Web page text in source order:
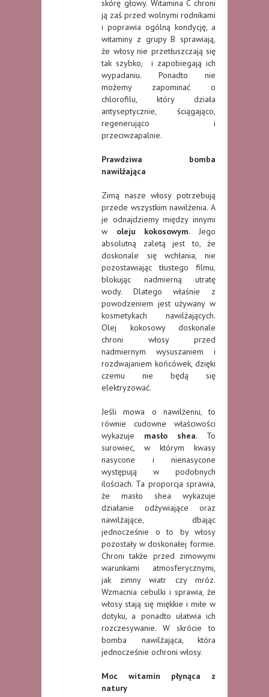
skórę głowy. Witamina C chroni
ją zaś przed wolnymi rodnikami
i poprawia ogólną kondycję, a
witaminy z grupy B sprawiają,
że włosy nie przetłuszczają się
tak szybko, i zapobiegają ich
wypadaniu. Ponadto nie
możemy zapominać o
chlorofilu, który działa
antyseptycznie, ściągająco,
regenerująco i
przeciwzapalnie.
Prawdziwa bomba
nawilżająca
Zimą nasze włosy potrzebują
przede wszystkim nawilżenia. A
je odnajdziemy między innymi
w oleju kokosowym. Jego
absolutną zaletą jest to, że
doskonale się wchłania, nie
pozostawiając tłustego filmu,
blokując nadmierną utratę
wody. Dlatego właśnie z
powodzeniem jest używany w
kosmetykach nawilżających.
Olej kokosowy doskonale
chroni włosy przed
nadmiernym wysuszaniem i
rozdwajaniem końcówek, dzięki
czemu nie będą się
elektryzować.
Jeśli mowa o nawilżeniu, to
równie cudowne właściwości
wykazuje masło shea. To
surowiec, w którym kwasy
nasycone i nienasycone
występują w podobnych
ilościach. Ta proporcja sprawia,
że masło shea wykazuje
działanie odżywiające oraz
nawilżające, dbając
jednocześnie o to by włosy
pozostały w doskonałej formie.
Chroni także przed zimowymi
warunkami atmosferycznymi,
jak zimny wiatr czy mróz.
Wzmacnia cebulki i sprawia, że
włosy stają się miękkie i miłe w
dotyku, a ponadto ułatwia ich
rozczesywanie. W skrócie to
bomba nawilżająca, która
jednocześnie ochroni włosy.
Moc witamin płynąca z
natury